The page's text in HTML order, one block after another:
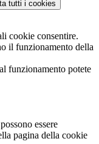
tutti i cookies
cookie consentire.
il funzionamento della
funzionamento potete
essere
pagina della cookie